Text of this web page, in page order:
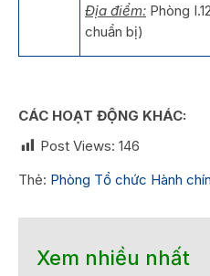
Địa điểm: Phòng
chuẩn bị)
CÁC HOẠT ĐỘNG KHÁC:
Post Views: 146
Thẻ: Phòng Tổ chức Hành
Xem nhiều nhất